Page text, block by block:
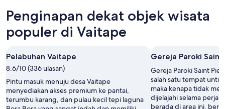
-
Agu
11
-
Agu
akhir
pekan
ini,
Agu
-
16
Agu
Vaitape
untuk
akhir
berikutnya,
21
Agu
-
23
Penginapan dekat objek wisata
populer di Vaitape
Pelabuhan Vaitape
8.6/10 (336 ulasan)
Pintu masuk menuju desa Vaitape
menyediakan akses premium ke pantai,
terumbu karang, dan pulau kecil tepi laguna
Gereja Paroki
Gereja Paroki Saint
salah satu tempat
maka kenapa tidak
dijelajahi selama
berada di area ini,